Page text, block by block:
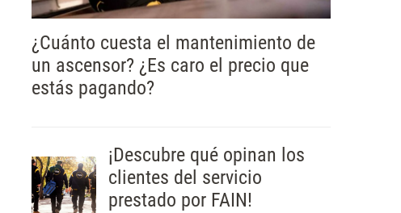
¿Cuánto cuesta el mantenimiento de
un ascensor? ¿Es caro el precio que
estás pagando?
¡Descubre qué opinan los
clientes del servicio
prestado por FAIN!